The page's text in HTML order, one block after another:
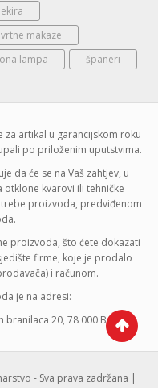
vrtne makaze
lampa španeri
za artikal u garancijskom roku
po priloženim uputstvima.
da će se na Vaš zahtjev, u
otklone kvarovi ili tehničke
proizvoda, predviđenom
proizvoda, što ćete dokazati
firme, koje je prodalo
i računom.
je na adresi:
branilaca 20, 78 000 Banja
- Sva prava zadržana |